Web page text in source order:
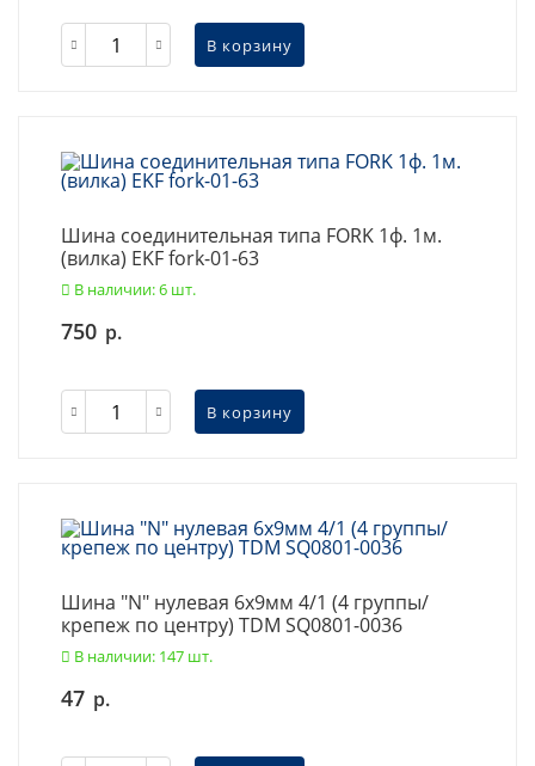
В корзину
Шина соединительная типа FORK 1ф. 1м.
(вилка) EKF fork-01-63
В наличии: 6 шт.
750 р.
В корзину
Шина "N" нулевая 6х9мм 4/1 (4 группы/
крепеж по центру) TDM SQ0801-0036
В наличии: 147 шт.
47 р.